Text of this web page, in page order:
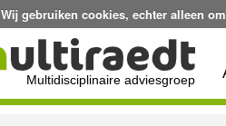
Wij gebruiken cookies, echter alleen
Multidisciplinaire adviesgroep